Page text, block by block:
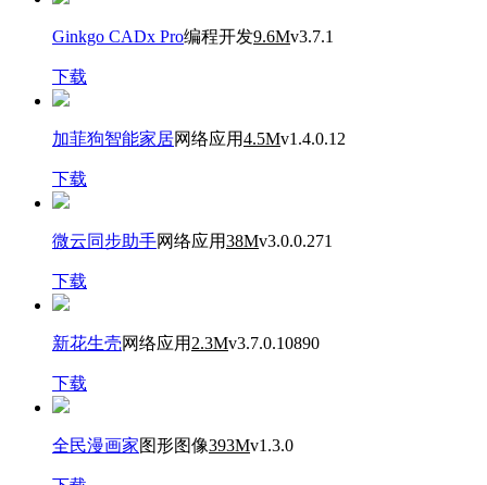
Ginkgo CADx Pro编程开发9.6Mv3.7.1
下载
加菲狗智能家居网络应用4.5Mv1.4.0.12
下载
微云同步助手网络应用38Mv3.0.0.271
下载
新花生壳网络应用 2.3Mv3.7.0.10890
下载
全民漫画家图形图像393Mv1.3.0